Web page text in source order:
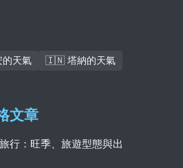
天氣
🇮🇳 塔納的天氣
文章
行：旺季、旅遊型態與出